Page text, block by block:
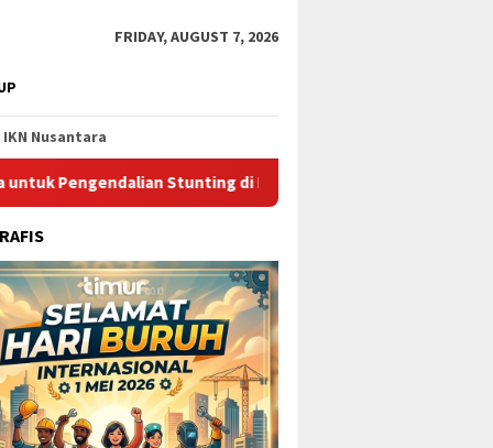
FRIDAY, AUGUST 7, 2026
IKN Nusantara
Stunting di Kota Bontang